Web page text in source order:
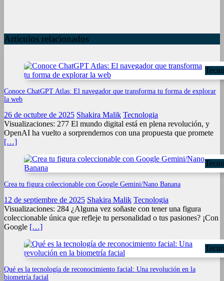
Artículos relacionados
Conoce ChatGPT Atlas: El navegador que transforma tu forma de explorar
la web
26 de octubre de 2025 Shakira Malik Tecnologia
Visualizaciones: 277 El mundo digital está en plena revolución, y
OpenAI ha vuelto a sorprendernos con una propuesta que promete
[…]
Crea tu figura coleccionable con Google Gemini/Nano Banana
12 de septiembre de 2025 Shakira Malik Tecnologia
Visualizaciones: 284 ¿Alguna vez soñaste con tener una figura
coleccionable única que refleje tu personalidad o tus pasiones? ¡Con
Google […]
Qué es la tecnología de reconocimiento facial: Una revolución en la
biometría facial